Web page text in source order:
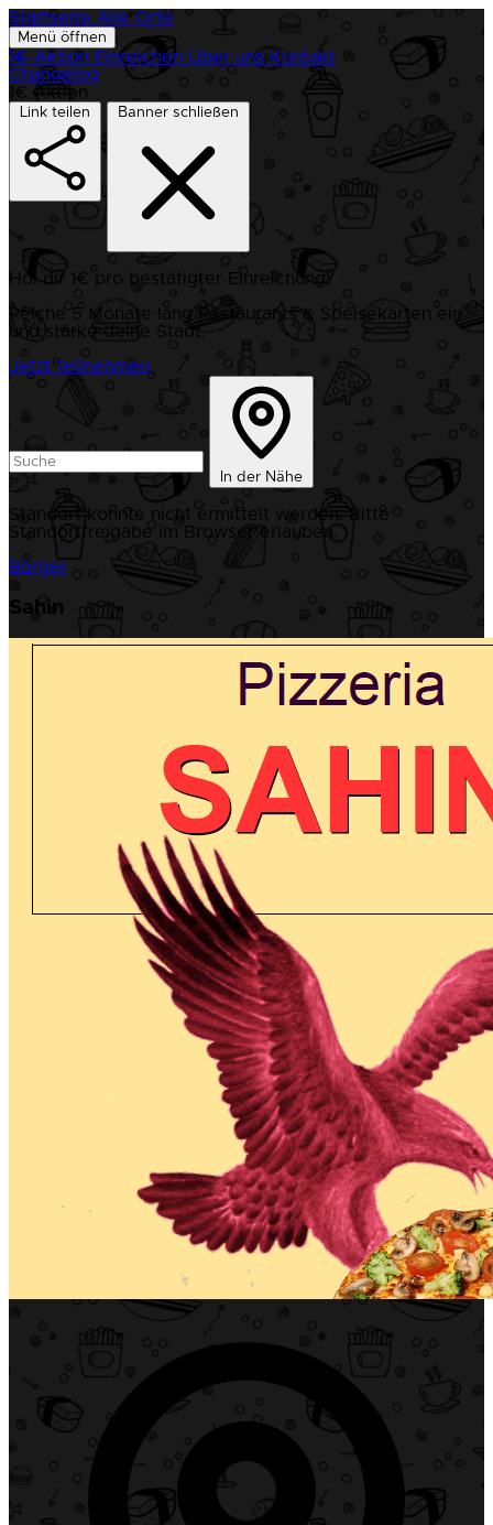
Startseite Alle Orte
Menü öffnen
1€-Aktion Einreichen Über uns Kontakt
Changelog
1€ Aktion
Link teilen Banner schließen
Hol dir 1€ pro bestätigter Einreichung!
Reiche 5 Monate lang Restaurants & Speisekarten ein
und stärke deine Stadt.
Jetzt teilnehmen
In der Nähe
Standort konnte nicht ermittelt werden. Bitte
Standortfreigabe im Browser erlauben.
Börger
Sahin